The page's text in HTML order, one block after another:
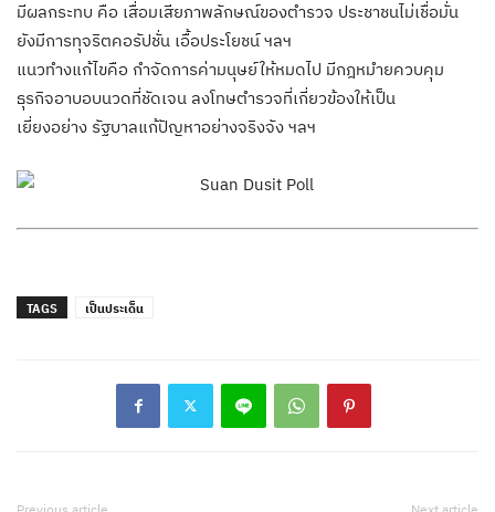
มีผลกระทบ คือ เสื่อมเสียภาพลักษณ์ของตำรวจ ประชาชนไม่เชื่อมั่น
ยังมีการทุจริตคอรัปชั่น เอื้อประโยชน์ ฯลฯ
แนวทำงแก้ไขคือ กำจัดการค่ามนุษย์ให้หมดไป มีกฎหมำยควบคุม
ธุรกิจอาบอบนวดที่ชัดเจน ลงโทษตำรวจที่เกี่ยวข้องให้เป็น
เยี่ยงอย่าง รัฐบาลแก้ปัญหาอย่างจริงจัง ฯลฯ
TAGS เป็นประเด็น